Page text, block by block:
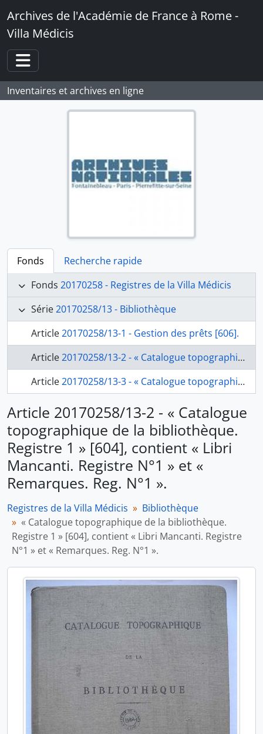
Skip to main content
Archives de l'Académie de France à Rome -
Villa Médicis
Toggle navigation
Inventaires et archives en ligne
Fonds
Recherche rapide
Fonds 20170258 - Registres de la Villa Médicis
Série20170258/13 - Bibliothèque
Article20170258/13-1 - Gestion des prêts [606].
Article20170258/13-2 - « Catalogue topographique de la bibliothèque. Registre 1 » [604], contient « Libri Mancanti. Registre N°1 » et « Remarques. Reg. N°1 ».
Article20170258/13-3 - « Catalogue topographique de la bibliothèque. Registre n°. 2 » [n° 605], contient des notes sous forme des feuilles volantes : « Livres mancants. 2e Registre » et « Remarques. 2e Registre ».
Article 20170258/13-2 - « Catalogue
topographique de la bibliothèque.
Registre 1 » [604], contient « Libri
Mancanti. Registre N°1 » et «
Remarques. Reg. N°1 ».
Registres de la Villa Médicis
Bibliothèque
« Catalogue topographique de la bibliothèque.
Registre 1 » [604], contient « Libri Mancanti. Registre
N°1 » et « Remarques. Reg. N°1 ».